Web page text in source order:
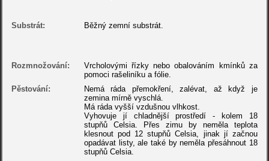
Substrát: Běžný zemní substrát.
Rozmnožování:
Vrcholovými řízky nebo obalováním kmínků za
pomoci rašeliníku a fólie.
Pěstování:
Nemá ráda přemokření, zalévat, až když je
zemina mírně vyschlá.
Má ráda vyšší vzdušnou vlhkost.
Vyhovuje jí chladnější prostředí - kolem 18
stupňů Celsia. Přes zimu by neměla teplota
klesnout pod 12 stupňů Celsia, jinak jí začnou
opadávat listy, ale také by neměla přesáhnout 18
stupňů Celsia.